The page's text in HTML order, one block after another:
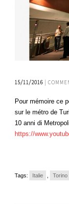
15/11/2016 |
Pour mémoire ce
sur le métro de
10 anni di
https://
Tags: Italie Torino